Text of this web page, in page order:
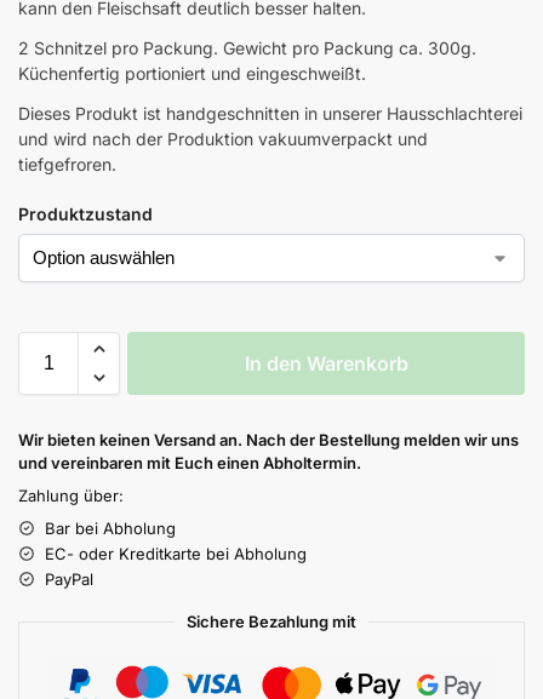
kann den Fleischsaft deutlich besser halten.
2 Schnitzel pro Packung. Gewicht pro Packung ca. 300g.
Küchenfertig portioniert und eingeschweißt.
Dieses Produkt ist handgeschnitten in unserer Hausschlachterei
und wird nach der Produktion vakuumverpackt und
tiefgefroren.
Produktzustand
In den Warenkorb
Wir bieten keinen Versand an. Nach der Bestellung melden wir uns
und vereinbaren mit Euch einen Abholtermin.
Zahlung über:
Bar bei Abholung
EC- oder Kreditkarte bei Abholung
PayPal
Sichere Bezahlung mit